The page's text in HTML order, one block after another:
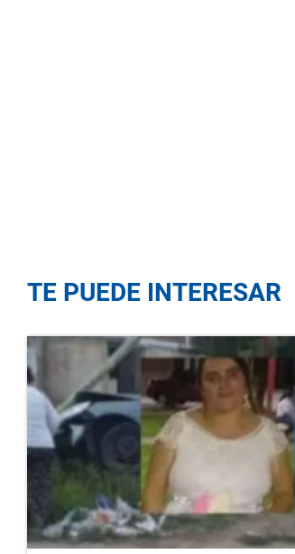
TE PUEDE INTERESAR